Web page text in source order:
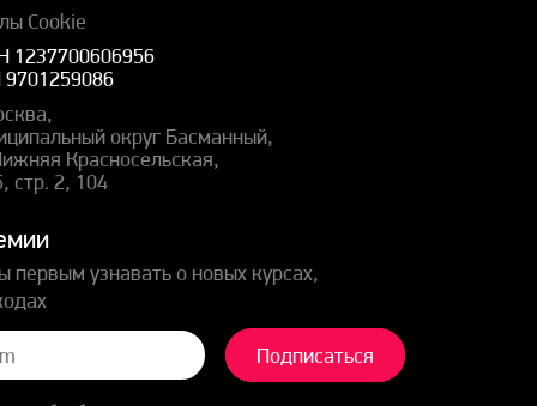
Cookie
1237700606956
округ Басманный,
Красносельская,
стр. 2, 104
первым узнавать о новых курсах,
Подписаться